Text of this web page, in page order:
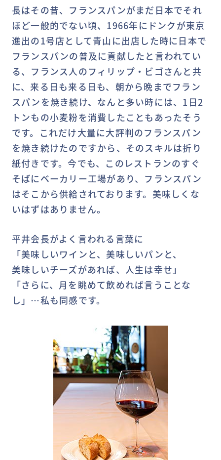
長はその昔、フランスパンがまだ日本でそれ
ほど一般的でない頃、1966年にドンクが東京
進出の1号店として青山に出店した時に日本で
フランスパンの普及に貢献したと言われてい
る、フランス人のフィリップ・ビゴさんと共
に、来る日も来る日も、朝から晩までフラン
スパンを焼き続け、なんと多い時には、1日2
トンもの小麦粉を消費したこともあったそう
です。これだけ大量に大評判のフランスパン
を焼き続けたのですから、そのスキルは折り
紙付きです。今でも、このレストランのすぐ
そばにベーカリー工場があり、フランスパン
はそこから供給されております。美味しくな
いはずはありません。
平井会長がよく言われる言葉に
「美味しいワインと、美味しいパンと、
美味しいチーズがあれば、人生は幸せ」
「さらに、月を眺めて飲めれば言うことな
し」…私も同感です。